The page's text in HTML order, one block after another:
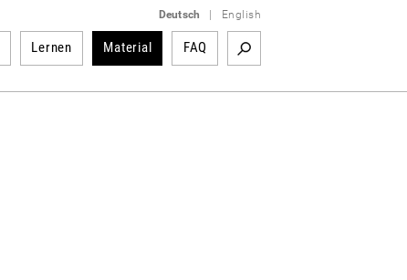
Deutsch English
Lernen Material FAQ